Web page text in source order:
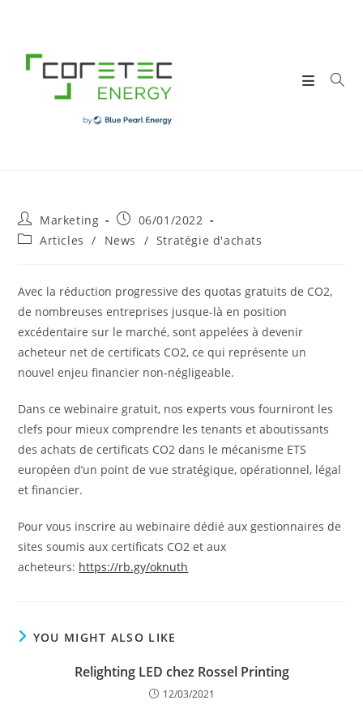
content
Post
author:
Marketing
Post
published:
06/01/2022
PostArticles / News / Stratégie d'achats
Avec la réduction progressive des quotas gratuits de CO2,
de nombreuses entreprises jusque-là en position
excédentaire sur le marché, sont appelées à devenir
acheteur net de certificats CO2, ce qui représente un
nouvel enjeu financier non-négligeable.
Dans ce webinaire gratuit, nos experts vous fourniront les
clefs pour mieux comprendre les tenants et aboutissants
des achats de certificats CO2 dans le mécanisme ETS
européen d’un point de vue stratégique, opérationnel, légal
et financier.
Pour vous inscrire au webinaire dédié aux gestionnaires de
sites soumis aux certificats CO2 et aux
acheteurs: https://rb.gy/oknuth
YOU MIGHT ALSO LIKE
Relighting LED chez Rossel Printing
12/03/2021